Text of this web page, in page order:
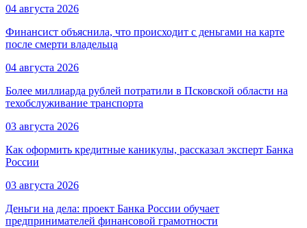
04 августа 2026
Финансист объяснила, что происходит с деньгами на карте
после смерти владельца
04 августа 2026
Более миллиарда рублей потратили в Псковской области на
техобслуживание транспорта
03 августа 2026
Как оформить кредитные каникулы, рассказал эксперт Банка
России
03 августа 2026
Деньги на дела: проект Банка России обучает
предпринимателей финансовой грамотности